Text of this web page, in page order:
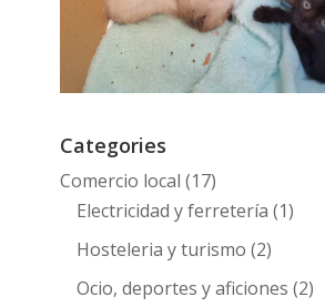
Categories
Comercio local (17)
Electricidad y ferretería (1)
Hosteleria y turismo (2)
Ocio, deportes y aficiones (2)